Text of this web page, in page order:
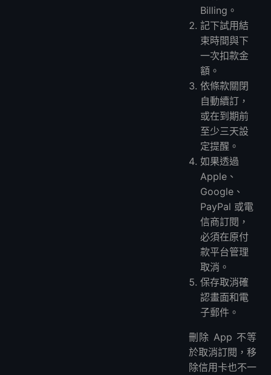
Billing。
記下試用結
束時間與下
一次扣款金
額。
依條款關閉
自動續訂，
或在到期前
至少三天設
定提醒。
如果透過
Apple、
Google、
PayPal 或電
信商訂閱，
必須在原付
款平台管理
取消。
保存取消確
認畫面和電
子郵件。
刪除 App 不等
於取消訂閱，移
除信用卡也不一